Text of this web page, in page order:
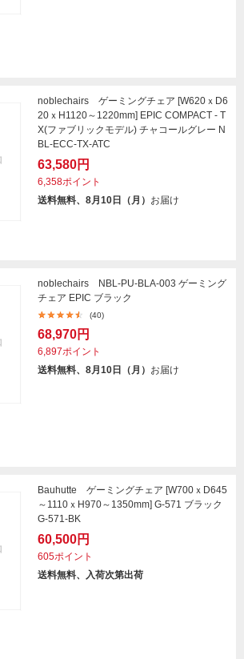
noblechairs ゲーミングチェア [W620ｘD6
20ｘH1120～1220mm] EPIC COMPACT - T
X(ファブリックモデル) チャコールグレー N
BL-ECC-TX-ATC
63,580円
6,358ポイント
送料無料、8月10日（月） お届け
noblechairs NBL-PU-BLA-003 ゲーミング
チェア EPIC ブラック
(40)
68,970円
6,897ポイント
送料無料、8月10日（月） お届け
Bauhutte ゲーミングチェア [W700ｘD645
～1110ｘH970～1350mm] G-571 ブラック
G-571-BK
60,500円
605ポイント
送料無料、入荷次第出荷